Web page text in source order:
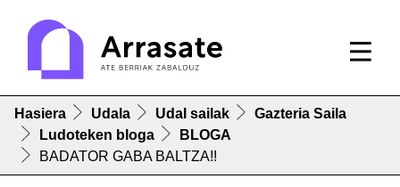
Hasiera Udala Udal sailak
Gazteria Saila
Ludoteken bloga
BLOGA
BADATOR GABA BALTZA!!